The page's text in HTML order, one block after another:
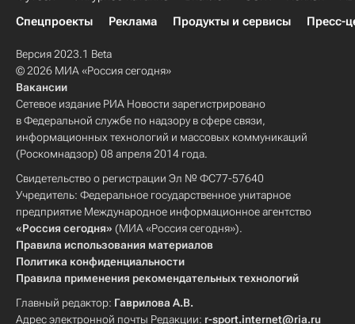
Спецпроекты
Реклама Продукты и сервисы Пресс-
Версия 2023.1 Beta
© 2026 МИА «Россия сегодня»
Вакансии
Сетевое издание РИА Новости зарегистрировано
в Федеральной службе по надзору в сфере связи,
информационных технологий и массовых коммуникаций
(Роскомнадзор) 08 апреля 2014 года.
Свидетельство о регистрации Эл № ФС77-57640
Учредитель: Федеральное государственное унитарное
предприятие Международное информационное агентство
«Россия сегодня» (МИА «Россия сегодня»).
Правила использования материалов
Политика конфиденциальности
Правила применения рекомендательных технологий
Главный редактор: Гаврилова А.В.
Адрес электронной почты Редакции: r-sport.internet@ria.ru